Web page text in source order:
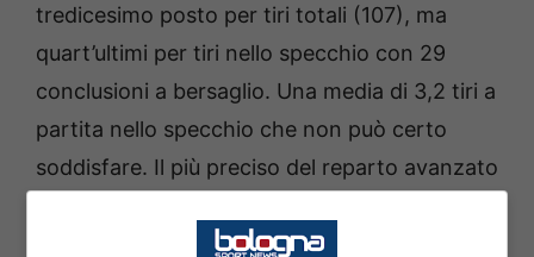
tredicesimo posto per tiri totali (107), ma
quart’ultimi per tiri nello specchio con 29
conclusioni a bersaglio. Una media di 3,2 tiri a
partita nello specchio che non può certo
soddisfare. Il più preciso del reparto avanzato
gol) su 17 totali. Contro la Sampdoria però,